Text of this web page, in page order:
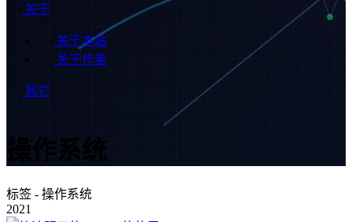
关于
关于本站
关于作者
其它
操作系统
标签 - 操作系统
2021